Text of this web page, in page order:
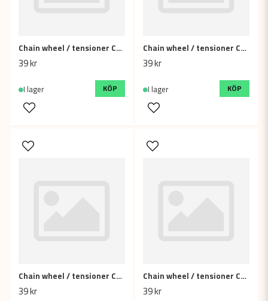
Chain wheel / tensioner Concave, 10mm Yellow
39 kr
I lager KÖP
Chain wheel / tensioner Concave, 10mm Black
39 kr
I lager KÖP
Chain wheel / tensioner Concave, 10mm Red
39 kr
Chain wheel / tensioner Concave, 10mm Blue
39 kr